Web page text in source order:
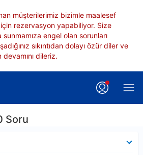
müşterilerimiz bizimle maalesef
rezervasyon yapabiliyor. Size
engel olan sorunları
sıkıntıdan dolayı özür diler ve
dileriz.
Soru